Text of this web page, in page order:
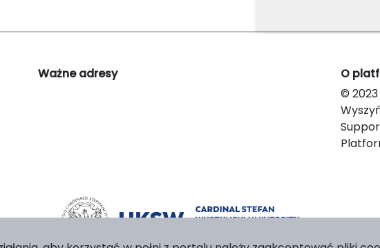
Ważne adresy
O
©